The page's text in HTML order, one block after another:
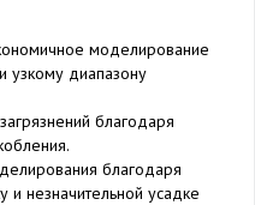
моделирование
узкому диапазону
благодаря
благодаря
незначительной усадке